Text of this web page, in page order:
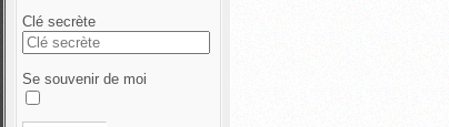
Clé secrète
Se souvenir de moi